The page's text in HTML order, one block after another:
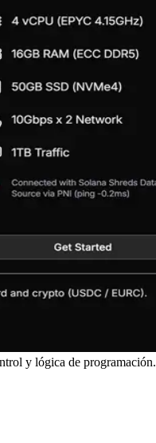
y lógica de programación.